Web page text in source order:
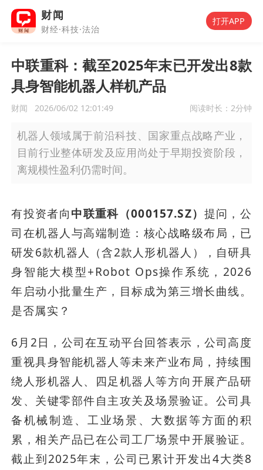
财闻
财经·科技·法治
打开APP
中联重科：截至2025年末已开发出8款
具身智能机器人样机产品
财闻 2026/06/02 12:01:49 阅读时长： 2分钟
机器人领域属于前沿科技、国家重点战略产业，
目前行业整体研发及应用尚处于早期投资阶段，
离规模性盈利仍需时间。
有投资者向中联重科（000157.SZ） 提问，公
司在机器人与高端制造：核心战略级布局，已
研发6款机器人（含2款人形机器人），自研具
身智能大模型+Robot Ops操作系统，2026
年启动小批量生产，目标成为第三增长曲线。
是否属实？
6月2日，公司在互动平台回答表示，公司高度
重视具身智能机器人等未来产业布局，持续围
绕人形机器人、四足机器人等方向开展产品研
发、关键零部件自主攻关及场景验证。公司具
备机械制造、工业场景、大数据等方面的积
累，相关产品已在公司工厂场景中开展验证。
截止到2025年末，公司已累计开发出4大类8